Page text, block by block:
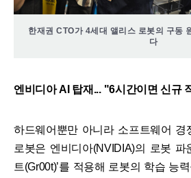
한재권 CTO가 4세대 앨리스 로봇의 구동
다
엔비디아 AI 탑재... "6시간이면 신규
하드웨어뿐만 아니라 소프트웨어 경
로봇은 엔비디아(NVIDIA)의 로봇 파
트(Gr00t)’를 적용해 로봇의 학습 능